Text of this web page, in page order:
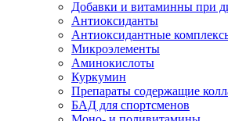
Добавки и витаминны при
Антиоксиданты
Антиоксидантные
Микроэлементы
Аминокислоты
Куркумин
Препараты содержащие
БАД для спортсменов